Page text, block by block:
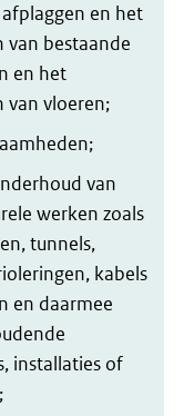
en het
van bestaande
en het
van vloeren;
van
werken zoals
tunnels,
kabels
en daarmee
installaties of